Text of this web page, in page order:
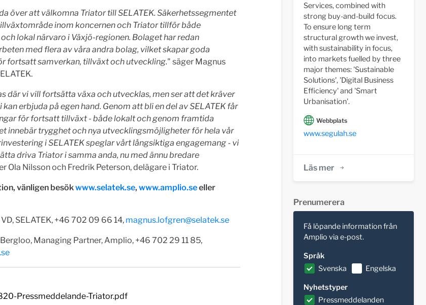
över att välkomna Triator till SELATEK. Säkerhetssegmentet
inom koncernen och Triator tillför både
lokal närvaro i Växjö-regionen. Bolaget har redan
med flera av våra andra bolag, vilket skapar goda
fortsatt samverkan, tillväxt och utveckling." säger Magnus
där vi vill fortsätta växa och utvecklas, men ser att det kräver
kan erbjuda på egen hand. Genom att bli en del av SELATEK får
för fortsatt tillväxt - både lokalt och genom framtida
innebär trygghet och nya utvecklingsmöjligheter för hela vår
i SELATEK speglar vårt långsiktiga engagemang - vi
driva Triator i samma anda, nu med ännu bredare
Ola Nilsson och Fredrik Peterson, delägare i Triator.
vänligen besökwww.selatek.se, www.amplio.seeller
SELATEK, +46 702 09 66 14, magnus.lofgren@selatek.se
Managing Partner, Amplio, +46 702 29 11 85,
Pressmeddelande-Triator.pdf
Services, combined with
strong buy-and-build focus.
To ensure long term
structural growth we invest,
with sustainability in focus,
into markets fuelled by three
major themes: 'Sustainable
Solutions', 'Digital Business
Efficiency' and 'Smart
Urbanisation'.
Webbplats
www.segulah.se
Läs mer
Prenumerera
Få löpande information från
Amplio via e-post.
Språk
Svenska
Engelska
Nyhetstyper
Pressmeddelanden